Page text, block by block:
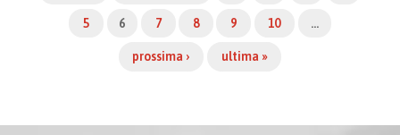
5 6 7 8 9 10 …
prossima › ultima »